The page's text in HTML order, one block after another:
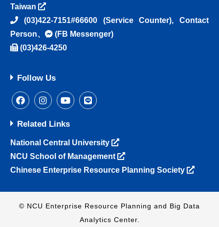
Taiwan
(03)422-7151#66600(Service Counter), Contact
Person、
(FB Messenger)
(03)426-4250
Follow Us
Related Links
National Central University
NCU School of Management
Chinese Enterprise Resource Planning Society
© NCU Enterprise Resource Planning and Big Data
Analytics Center.